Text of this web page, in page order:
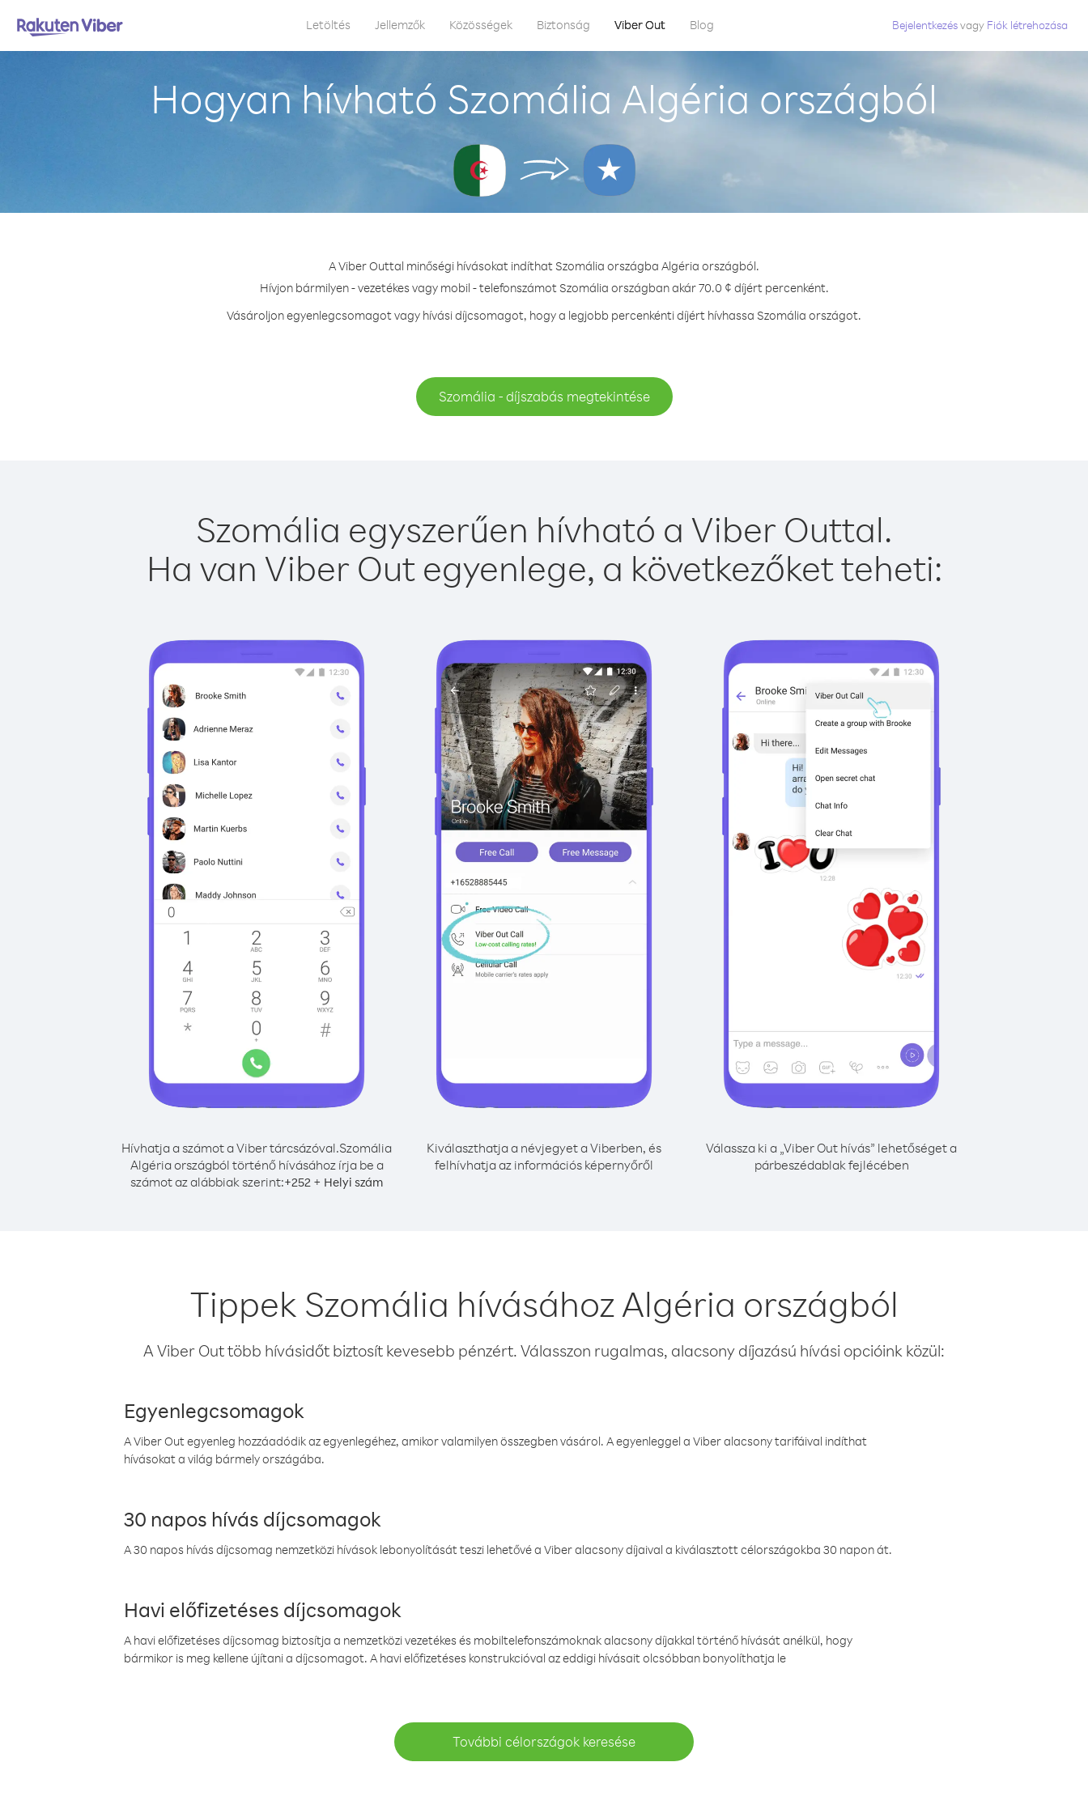
Letöltés Jellemzők Közösségek Biztonság Viber Out Blog Bejelentkezésvagy Fiók létrehozása
Hogyan hívható Szomália Algéria országból
A Viber Outtal minőségi hívásokat indíthat Szomália országba Algéria országból.
Hívjon bármilyen - vezetékes vagy mobil - telefonszámot Szomália országban akár 70.0 ¢ díjért percenként.
Vásároljon egyenlegcsomagot vagy hívási díjcsomagot, hogy a legjobb percenkénti díjért hívhassa Szomália országot.
Szomália - díjszabás megtekintése
Szomália egyszerűen hívható a Viber Outtal.
Ha van Viber Out egyenlege, a következőket teheti:
Hívhatja a számot a Viber tárcsázóval.Szomália
Algéria országból történő hívásához írja be a
számot az alábbiak szerint:+252 + Helyi szám
Kiválaszthatja a névjegyet a Viberben, és
felhívhatja az információs képernyőről
Válassza ki a „Viber Out hívás” lehetőséget a
párbeszédablak fejlécében
Tippek Szomália hívásához Algéria országból
A Viber Out több hívásidőt biztosít kevesebb pénzért. Válasszon rugalmas, alacsony díjazású hívási opcióink közül:
Egyenlegcsomagok
A Viber Out egyenleg hozzáadódik az egyenlegéhez, amikor valamilyen összegben vásárol. A egyenleggel a Viber alacsony tarifáival indíthat
hívásokat a világ bármely országába.
30 napos hívás díjcsomagok
A 30 napos hívás díjcsomag nemzetközi hívások lebonyolítását teszi lehetővé a Viber alacsony díjaival a kiválasztott célországokba 30 napon át.
Havi előfizetéses díjcsomagok
A havi előfizetéses díjcsomag biztosítja a nemzetközi vezetékes és mobiltelefonszámoknak alacsony díjakkal történő hívását anélkül, hogy
bármikor is meg kellene újítani a díjcsomagot. A havi előfizetéses konstrukcióval az eddigi hívásait olcsóbban bonyolíthatja le
További célországok keresése